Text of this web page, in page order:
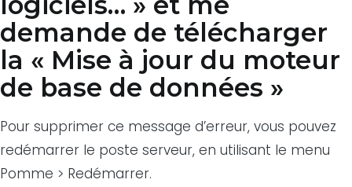
demande de télécharger
la « Mise à jour du moteur
de base de données »
Pour supprimer ce message d’erreur, vous pouvez
redémarrer le poste serveur, en utilisant le menu
Pomme > Redémarrer.